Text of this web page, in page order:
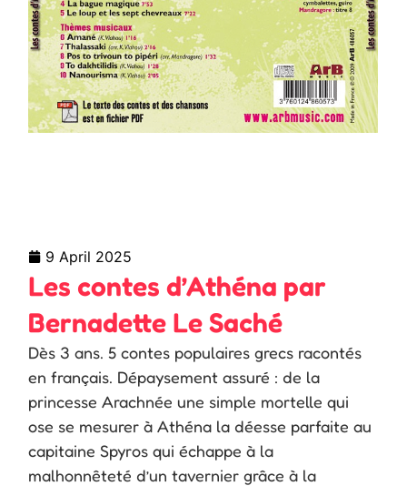
9 April 2025
Les contes d’Athéna par
Bernadette Le Saché
Dès 3 ans. 5 contes populaires grecs racontés
en français. Dépaysement assuré : de la
princesse Arachnée une simple mortelle qui
ose se mesurer à Athéna la déesse parfaite au
capitaine Spyros qui échappe à la
malhonnêteté d’un tavernier grâce à la